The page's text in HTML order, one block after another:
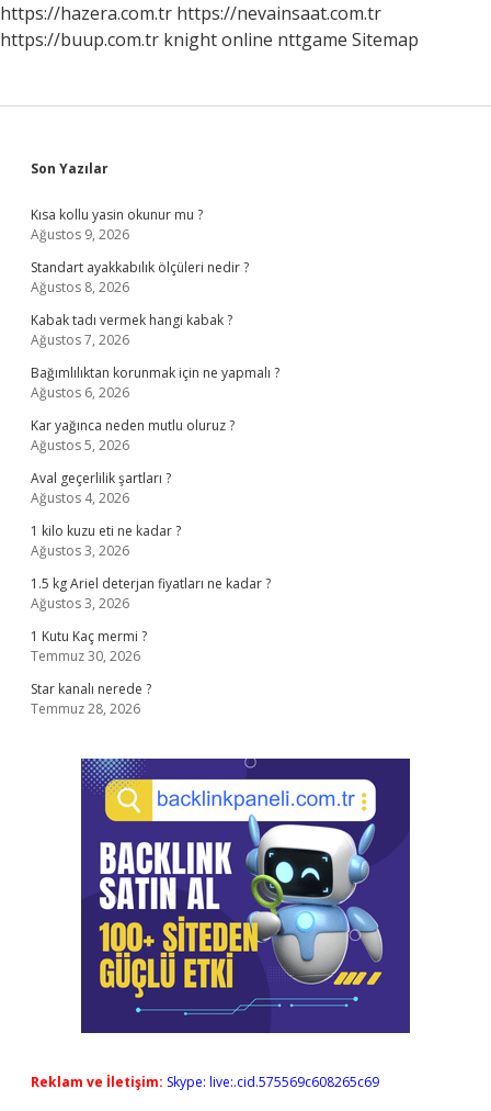
https://hazera.com.tr https://nevainsaat.com.tr
https://buup.com.tr knight online nttgame Sitemap
Sidebar
Son Yazılar
Kısa kollu yasin okunur mu ?
Ağustos 9, 2026
Standart ayakkabılık ölçüleri nedir ?
Ağustos 8, 2026
Kabak tadı vermek hangi kabak ?
Ağustos 7, 2026
Bağımlılıktan korunmak için ne yapmalı ?
Ağustos 6, 2026
Kar yağınca neden mutlu oluruz ?
Ağustos 5, 2026
Aval geçerlilik şartları ?
Ağustos 4, 2026
1 kilo kuzu eti ne kadar ?
Ağustos 3, 2026
1.5 kg Ariel deterjan fiyatları ne kadar ?
Ağustos 3, 2026
1 Kutu Kaç mermi ?
Temmuz 30, 2026
Star kanalı nerede ?
Temmuz 28, 2026
Reklam ve İletişim: Skype: live:.cid.575569c608265c69